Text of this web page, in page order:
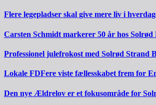
Flere legepladser skal give mere liv i
Carsten Schmidt markerer 50 år hos
Professionel julefrokost med Solrød Strand
Lokale FDFere viste fællesskabet frem for
Den nye Ældrelov er et fokusområde for